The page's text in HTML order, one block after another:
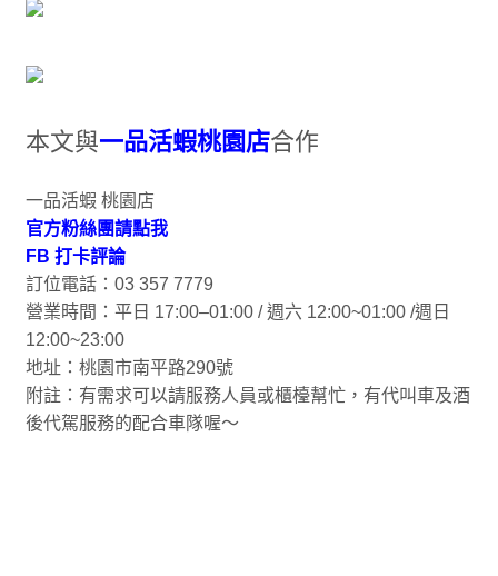
本文與一品活蝦桃園店合作
一品活蝦 桃園店
官方粉絲團請點我
FB 打卡評論
訂位電話：03 357 7779
營業時間：平日 17:00–01:00 / 週六 12:00~01:00 /週日
12:00~23:00
地址：桃園市南平路290號
附註：有需求可以請服務人員或櫃檯幫忙，有代叫車及酒
後代駕服務的配合車隊喔～